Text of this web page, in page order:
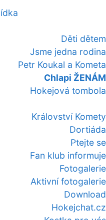
Děti dětem
Jsme jedna rodina
Petr Koukal a Kometa
Chlapi ŽENÁM
Hokejová tombola
Království Komety
Dortiáda
Ptejte se
Fan klub informuje
Fotogalerie
Aktivní fotogalerie
Download
Hokejchat.cz